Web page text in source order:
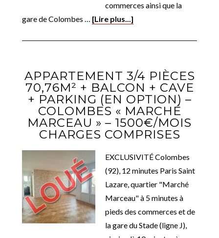
commerces ainsi que la
gare de Colombes … [Lire plus...]
APPARTEMENT 3/4 PIÈCES
70,76M² + BALCON + CAVE
+ PARKING (EN OPTION) –
COLOMBES « MARCHÉ
MARCEAU » – 1500€/MOIS
CHARGES COMPRISES
EXCLUSIVITÉ Colombes
(92), 12 minutes Paris Saint
Lazare, quartier "Marché
Marceau" à 5 minutes à
pieds des commerces et de
la gare du Stade (ligne J),